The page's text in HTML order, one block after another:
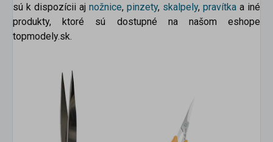
sú k dispozícii aj nožnice, pinzety, skalpely, pravítka a iné
produkty, ktoré sú dostupné na našom eshope
topmodely.sk.